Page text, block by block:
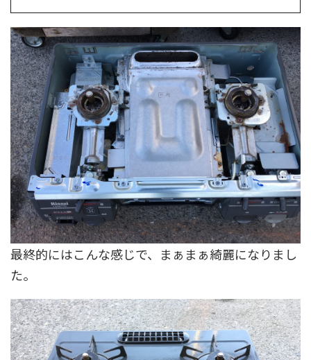
最終的にはこんな感じで、まぁまぁ綺麗になりまし
た。